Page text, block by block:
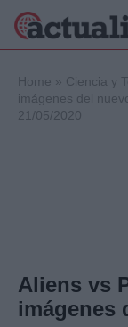
Home » Ciencia y
imágenes del
21/05/2020
Aliens vs
imágenes